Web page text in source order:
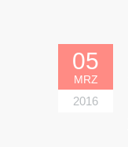
05
MRZ
2016